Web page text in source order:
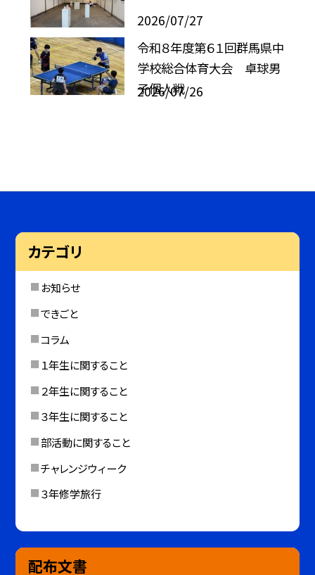
2026/07/27
令和８年度第６１回群馬県中
学校総合体育大会 卓球男
子個人戦
2026/07/26
カテゴリ
お知らせ
できごと
コラム
１年生に関すること
２年生に関すること
３年生に関すること
部活動に関すること
チャレンジウィーク
３年修学旅行
配布文書